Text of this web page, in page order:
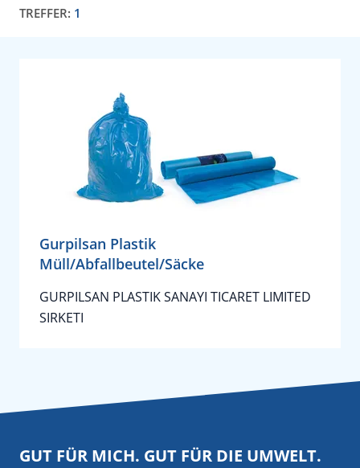
TREFFER: 1
Gurpilsan Plastik
Müll/Abfallbeutel/Säcke
GURPILSAN PLASTIK SANAYI TICARET LIMITED
SIRKETI
GUT FÜR MICH. GUT FÜR DIE UMWELT.